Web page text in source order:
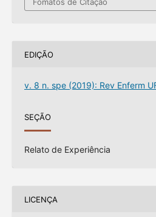
Fomatos de Citação
EDIÇÃO
v. 8 n. spe (2019): Rev Enferm
SEÇÃO
Relato de Experiência
LICENÇA